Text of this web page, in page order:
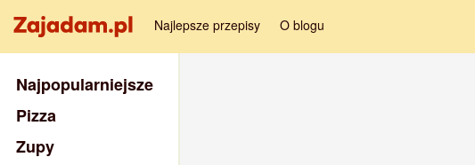
Najlepsze przepisy O blogu
Najpopularniejsze
Pizza
Zupy